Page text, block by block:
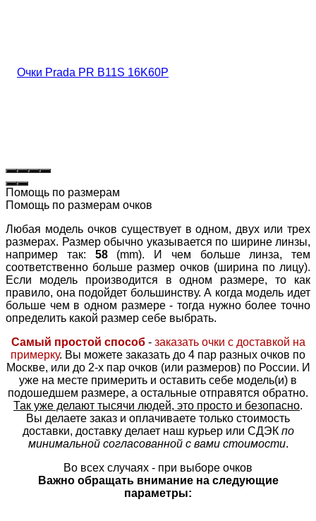
Помощь по размерам
Помощь по размерам очков
Любая модель очков существует в одном, двух или трех
размерах. Размер обычно указывается по ширине линзы,
например так: 58(mm). И чем больше линза, тем
соответственно больше размер очков (ширина по лицу).
Если модель производится в одном размере, то как
правило, она подойдет большинству. А когда модель идет
больше чем в одном размере - тогда нужно более точно
определить какой размер себе выбрать.
Самый простой способ- заказать очки с доставкой на
примерку. Вы можете заказать до 4 пар разных очков по
Москве, или до 2-х пар очков (или размеров) по России. И
уже на месте примерить и оставить себе модель(и) в
подошедшем размере, а остальные отправятся обратно.
Так уже делают тысячи людей, это просто и безопасно.
Вы делаете заказ и оплачиваете только стоимость
доставки, доставку делает наш курьер или СДЭК по
минимальной согласованной с вами стоимости.
Во всех случаях - при выборе очков
Важно обращать внимание на следующие
параметры: